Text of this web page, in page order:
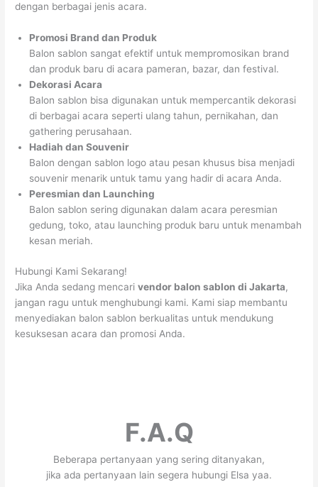
dengan berbagai jenis acara.
Promosi Brand dan Produk
Balon sablon sangat efektif untuk mempromosikan brand
dan produk baru di acara pameran, bazar, dan festival.
Dekorasi Acara
Balon sablon bisa digunakan untuk mempercantik dekorasi
di berbagai acara seperti ulang tahun, pernikahan, dan
gathering perusahaan.
Hadiah dan Souvenir
Balon dengan sablon logo atau pesan khusus bisa menjadi
souvenir menarik untuk tamu yang hadir di acara Anda.
Peresmian dan Launching
Balon sablon sering digunakan dalam acara peresmian
gedung, toko, atau launching produk baru untuk menambah
kesan meriah.
Hubungi Kami Sekarang!
Jika Anda sedang mencarivendor balon sablon di Jakarta,
jangan ragu untuk menghubungi kami. Kami siap membantu
menyediakan balon sablon berkualitas untuk mendukung
kesuksesan acara dan promosi Anda.
F.A.Q
Beberapa pertanyaan yang sering ditanyakan,
jika ada pertanyaan lain segera hubungi Elsa yaa.